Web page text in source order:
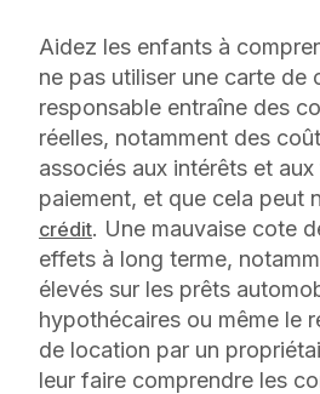
Aidez les enfants à
ne pas utiliser une carte de
responsable entraîne des
réelles, notamment des
associés aux intérêts et
paiement, et que cela peut
crédit. Une mauvaise cote
effets à long terme,
élevés sur les prêts
hypothécaires ou même le
de location par un
leur faire comprendre les